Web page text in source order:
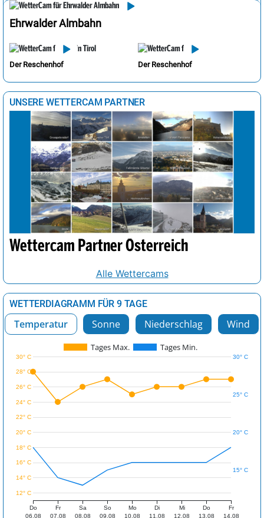
Ehrwalder Almbahn
Der Reschenhof Der Reschenhof
UNSERE WETTERCAM PARTNER
Wettercam Partner Österreich
Alle Wettercams
WETTERDIAGRAMM FÜR 9 TAGE
Temperatur Sonne Niederschlag Wind
Tages Max. Tages Min.
Do
06.08
Fr
07.08
Sa
08.08
So
09.08
Mo
10.08
Di
11.08
Mi
12.08
Do
13.08
Fr
14.08
12° C
14° C
16° C
18° C
20° C
22° C
24° C
26° C
28° C
30° C
15° C
20° C
25° C
30° C